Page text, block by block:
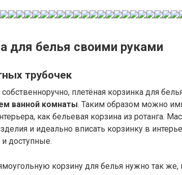
для белья своими руками
трубочек
плетёная корзинка для
ванной комнаты. Таким образом можно
как бельевая корзина из ротанга.
и идеально вписать корзинку в
доступные.
корзину для белья нужно так